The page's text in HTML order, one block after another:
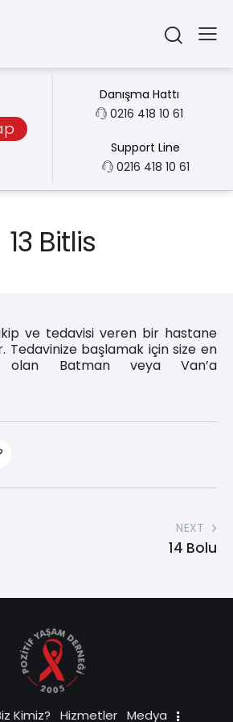
Danışma Hattı
0216 418 10 61
Support Line
0216 418 10 61
13 Bitlis
ve tedavisi veren bir hastane
Tedavinize başlamak için size en
olan Batman veya Van’a
NEXT
14 Bolu
Kimiz? Hizmetler Medya